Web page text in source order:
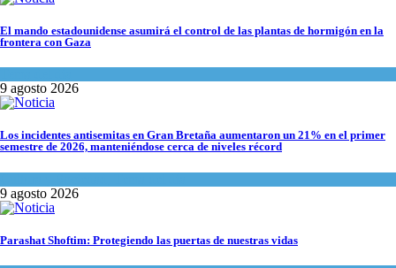
El mando estadounidense asumirá el control de las plantas de hormigón en la
frontera con Gaza
9 agosto 2026
Los incidentes antisemitas en Gran Bretaña aumentaron un 21% en el primer
semestre de 2026, manteniéndose cerca de niveles récord
9 agosto 2026
Parashat Shoftim: Protegiendo las puertas de nuestras vidas